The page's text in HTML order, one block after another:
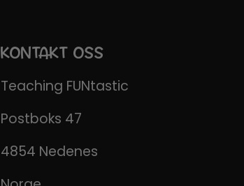
KONTAKT OSS
Teaching FUNtastic
Postboks 47
4854 Nedenes